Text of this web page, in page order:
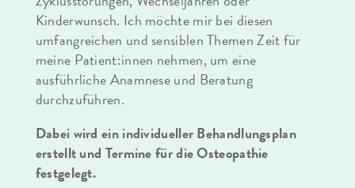
Kinderwunsch. Ich möchte mir bei diesen
umfangreichen und sensiblen Themen Zeit für
meine Patient:innen nehmen, um eine
ausführliche Anamnese und Beratung
durchzuführen.
Dabei wird ein individueller Behandlungsplan
erstellt und Termine für die Osteopathie
festgelegt.